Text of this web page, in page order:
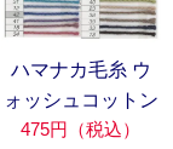
ハマナカ毛糸 ウ
ォッシュコットン
475円（税込）